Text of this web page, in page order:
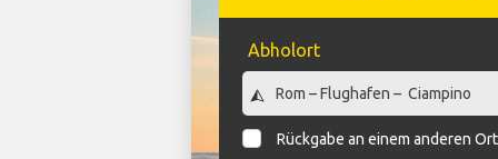
Abholort
Rückgabe an einem anderen Ort